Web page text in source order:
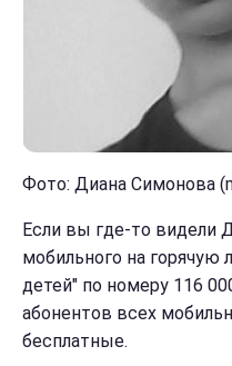
Фото: Диана Симонова
Если вы где-то видели
мобильного на
детей" по номеру 116
абонентов всех
бесплатные.